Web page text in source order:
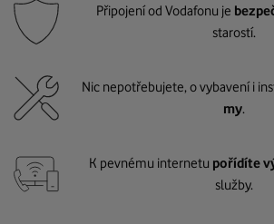
Připojení od Vodafonu je
starostí.
Nic nepotřebujete, o vybavení i
my.
K pevnému internetu pořídíte
služby.